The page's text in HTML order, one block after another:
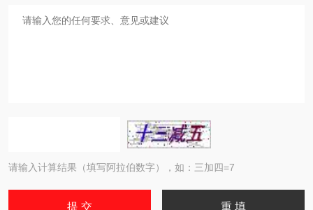
请输入计算结果（填写阿拉伯数字），如：三加四=7